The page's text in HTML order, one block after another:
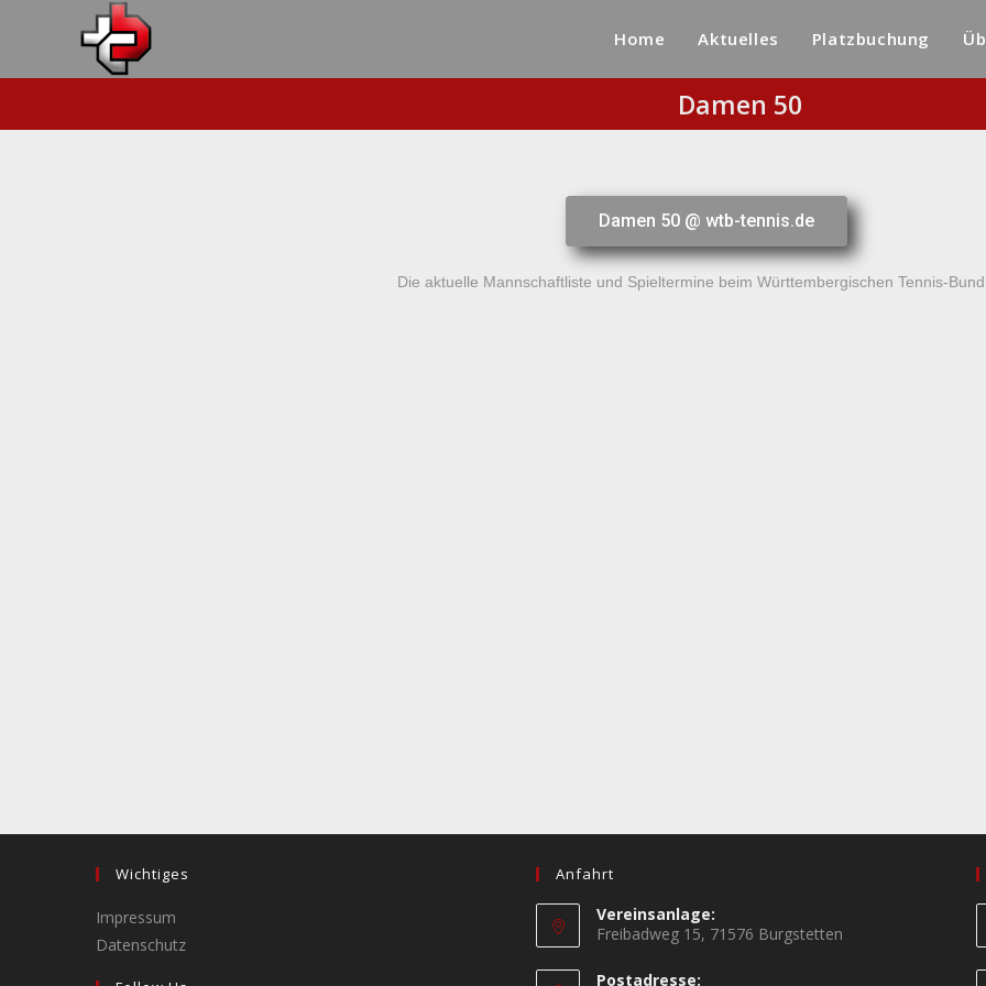
Home Aktuelles Platzbuchung
Damen 50
Damen 50 @ wtb-tennis.de
Die aktuelle Mannschaftliste und Spieltermine beim Württembergischen Tennis-Bund
Wichtiges
Impressum
Datenschutz
Anfahrt
Vereinsanlage:
Freibadweg 15, 71576 Burgstetten
Postadresse: